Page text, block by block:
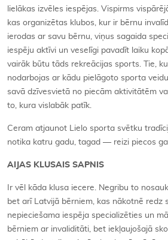
lielākas izvēles iespējas. Vispirms
kas organizētas klubos, kur ir bērnu
ierodas ar savu bērnu, viņus sagaida
iespēju aktīvi un veselīgi pavadīt laiku
vairāk būtu tāds rekreācijas sports. Tie,
nodarbojas ar kādu pielāgoto sporta
savā dzīvesvietā no piecām aktivitātēm
to, kura vislabāk patīk.
Ceram atjaunot Lielo sporta svētku
notika katru gadu, tagad — reizi piecos
AIJAS KLUSAIS SAPNIS
Ir vēl kāda klusa iecere. Negribu to
bet arī Latvijā bērniem, kas nākotnē redz
nepieciešama iespēja specializēties un
bērniem ar invaliditāti, bet iekļaujošajā